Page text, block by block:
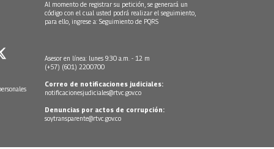
Al momento de registrar su petición, se generará un
código con el cual usted podrá realizar el seguimiento,
para ello, ingrese a: Seguimiento de PQRS
Asesor en línea: lunes 9:30 a.m. - 12 m
(+57) (601) 2200700
Correo de notificaciones judiciales:
notificacionesjudiciales@rtvc.gov.co
Denuncias por actos de corrupción:
soytransparente@rtvc.gov.co